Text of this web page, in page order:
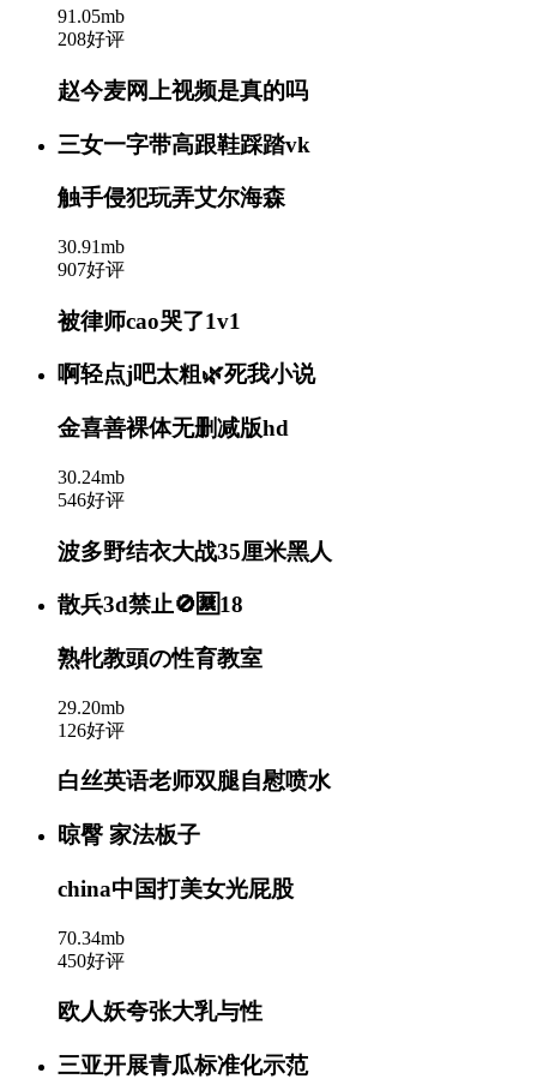
91.05mb
208好评
赵今麦网上视频是真的吗
三女一字带高跟鞋踩踏vk
触手侵犯玩弄艾尔海森
30.91mb
907好评
被律师cao哭了1v1
啊轻点j吧太粗🌿死我小说
金喜善裸体无删减版hd
30.24mb
546好评
波多野结衣大战35厘米黑人
散兵3d禁止🚫🈲18
熟牝教頭の性育教室
29.20mb
126好评
白丝英语老师双腿自慰喷水
晾臀 家法板子
china中国打美女光屁股
70.34mb
450好评
欧人妖夸张大乳与性
三亚开展青瓜标准化示范